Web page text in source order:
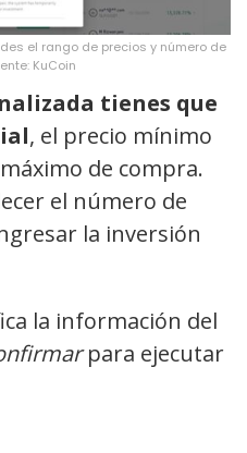
el rango de precios y número de
KuCoin
tienes que
, el precio mínimo
de compra.
el número de
la inversión
la información del
para ejecutar